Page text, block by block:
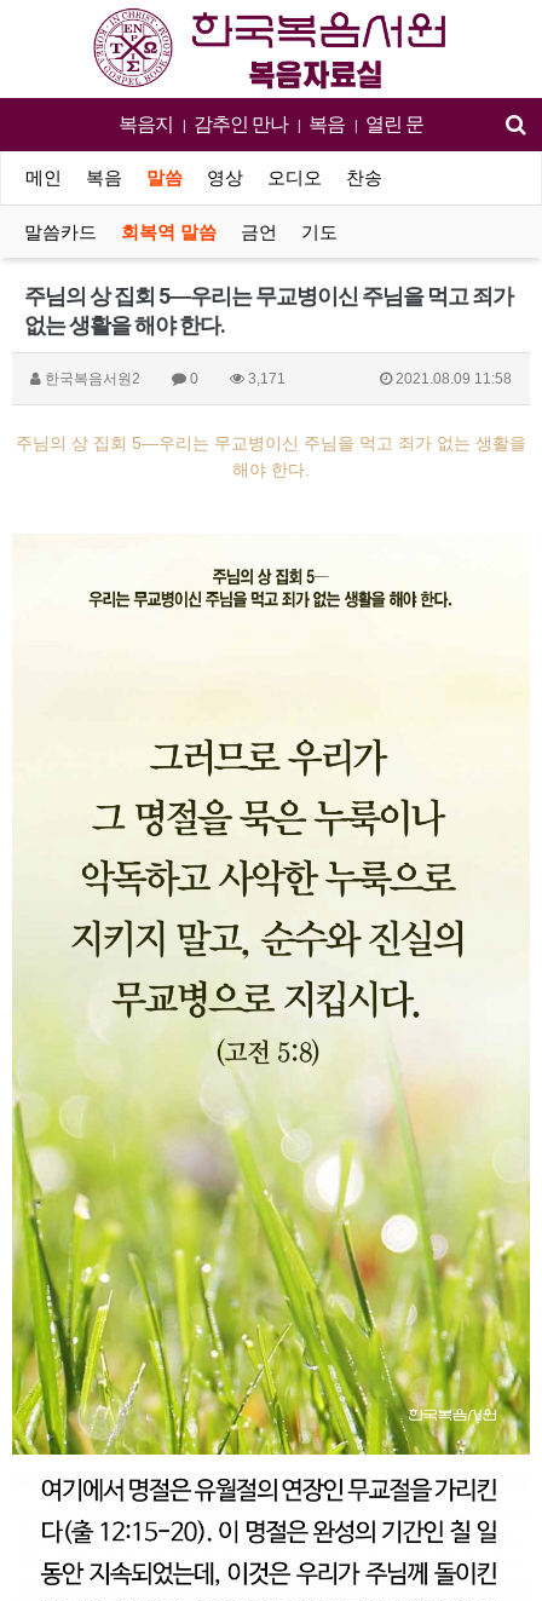
복음지 | 감추인 만나 | 복음 | 열린 문
메인 복음 말씀 영상 오디오 찬송
말씀카드 회복역 말씀 금언 기도
주님의 상 집회 5―우리는 무교병이신 주님을 먹고 죄가
없는 생활을 해야 한다.
한국복음서원2 0 3,171 2021.08.09 11:58
주님의 상 집회 5―우리는 무교병이신 주님을 먹고 죄가 없는 생활을
해야 한다.